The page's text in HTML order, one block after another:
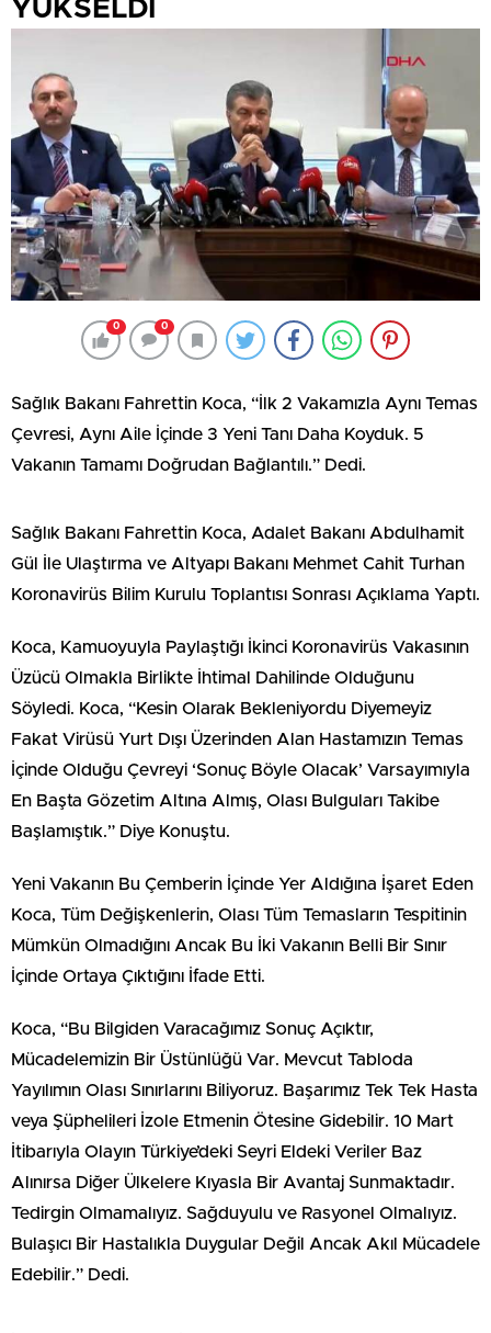
YÜKSELDİ
0 0
Sağlık Bakanı Fahrettin Koca, “İlk 2 Vakamızla Aynı Temas
Çevresi, Aynı Aile İçinde 3 Yeni Tanı Daha Koyduk. 5
Vakanın Tamamı Doğrudan Bağlantılı.” Dedi.
Sağlık Bakanı Fahrettin Koca, Adalet Bakanı Abdulhamit
Gül İle Ulaştırma ve Altyapı Bakanı Mehmet Cahit Turhan
Koronavirüs Bilim Kurulu Toplantısı Sonrası Açıklama Yaptı.
Koca, Kamuoyuyla Paylaştığı İkinci Koronavirüs Vakasının
Üzücü Olmakla Birlikte İhtimal Dahilinde Olduğunu
Söyledi. Koca, “Kesin Olarak Bekleniyordu Diyemeyiz
Fakat Virüsü Yurt Dışı Üzerinden Alan Hastamızın Temas
İçinde Olduğu Çevreyi ‘Sonuç Böyle Olacak’ Varsayımıyla
En Başta Gözetim Altına Almış, Olası Bulguları Takibe
Başlamıştık.” Diye Konuştu.
Yeni Vakanın Bu Çemberin İçinde Yer Aldığına İşaret Eden
Koca, Tüm Değişkenlerin, Olası Tüm Temasların Tespitinin
Mümkün Olmadığını Ancak Bu İki Vakanın Belli Bir Sınır
İçinde Ortaya Çıktığını İfade Etti.
Koca, “Bu Bilgiden Varacağımız Sonuç Açıktır,
Mücadelemizin Bir Üstünlüğü Var. Mevcut Tabloda
Yayılımın Olası Sınırlarını Biliyoruz. Başarımız Tek Tek Hasta
veya Şüphelileri İzole Etmenin Ötesine Gidebilir. 10 Mart
İtibarıyla Olayın Türkiye’deki Seyri Eldeki Veriler Baz
Alınırsa Diğer Ülkelere Kıyasla Bir Avantaj Sunmaktadır.
Tedirgin Olmamalıyız. Sağduyulu ve Rasyonel Olmalıyız.
Bulaşıcı Bir Hastalıkla Duygular Değil Ancak Akıl Mücadele
Edebilir.” Dedi.